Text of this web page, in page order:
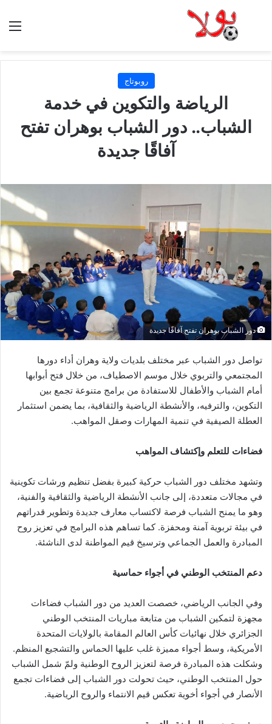
روبوتاج
الرياضة والتكوين في خدمة
الشباب.. دور الشباب بوهران تفتح
آفاقًا جديدة
دور الشباب بوهران تفتح آفاقًا جديدة
تواصل دور الشباب عبر مختلف بلديات ولاية وهران أداء دورها
المجتمعي والتربوي خلال موسم الاصطياف، من خلال فتح أبوابها
أمام الشباب والأطفال للاستفادة من برامج متنوعة تجمع بين
التكوين، والترفيه، والأنشطة الرياضية والثقافية، بما يضمن استثمار
العطلة الصيفية في تنمية المهارات وصقل المواهب.
فضاءات للتعلم وإكتشاف المواهب
وتشهد مختلف دور الشباب حركية كبيرة بفضل تنظيم ورشات تكوينية
في مجالات متعددة، إلى جانب الأنشطة الرياضية والثقافية والفنية،
وهو ما يمنح الشباب فرصة لاكتساب معارف جديدة وتطوير قدراتهم
في بيئة تربوية آمنة ومحفزة. كما تساهم هذه البرامج في تعزيز روح
المبادرة والعمل الجماعي وترسيخ قيم المواطنة لدى الناشئة.
دعم المنتخب الوطني في أجواء حماسية
وفي الجانب الرياضي، خصصت العديد من دور الشباب فضاءات
مجهزة لتمكين الشباب من متابعة مباريات المنتخب الوطني
الجزائري خلال نهائيات كأس العالم المقامة بالولايات المتحدة
الأمريكية، وسط أجواء مميزة غلب عليها الحماس والتشجيع المنظم.
وشكلت هذه المبادرة فرصة لتعزيز الروح الوطنية ولمّ شمل الشباب
حول المنتخب الوطني، حيث تحولت دور الشباب إلى فضاءات تجمع
الأنصار في أجواء أخوية تعكس قيم الانتماء والروح الرياضية.